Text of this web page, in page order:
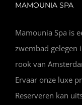
MAMOUNIA SPA
Mamounia Spa is
zwembad gelegen
rook van
Ervaar onze luxe
Reserveren kan